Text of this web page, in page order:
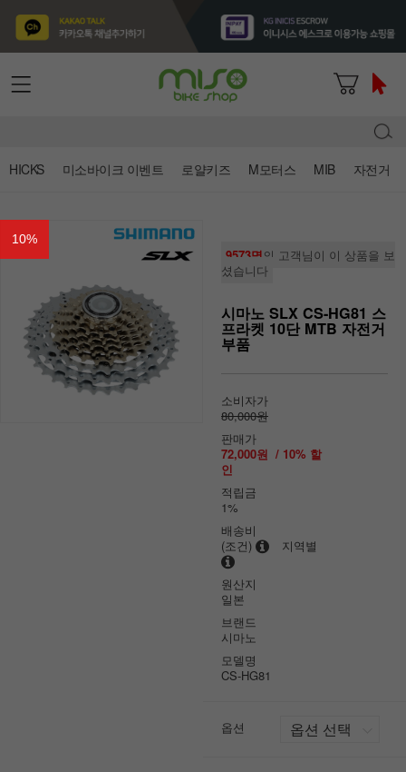
HICKS 미소바이크 이벤트 로얄키즈 M모터스 MIB 자전거
10%
9573명의 고객님이 이 상품을 보
셨습니다
시마노 SLX CS-HG81 스
프라켓 10단 MTB 자전거
부품
소비자가
80,000원
판매가
72,000원 / 10% 할
인
적립금
1%
배송비
(조건)
지역별
원산지
일본
브랜드
시마노
모델명
CS-HG81
옵션